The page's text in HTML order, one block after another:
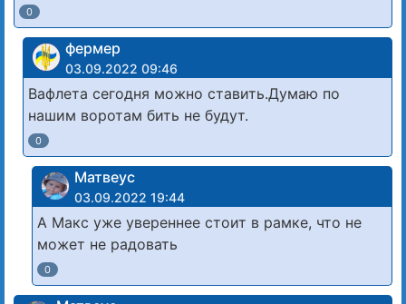
0
фермер
03.09.2022 09:46
Вафлета сегодня можно ставить.Думаю по
нашим воротам бить не будут.
0
Матвеус
03.09.2022 19:44
А Макс уже увереннее стоит в рамке, что не
может не радовать
0